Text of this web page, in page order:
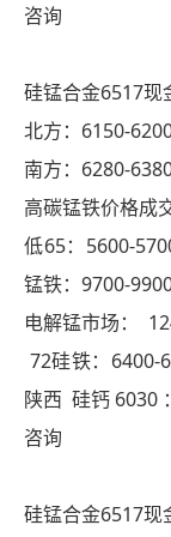
咨询
硅锰合金6517现
北方：6150-
南方：6280-
高碳锰铁价格成
低65：5600-
锰铁：9700-
电解锰市场：
72硅铁：
陕西 硅钙
咨询
硅锰合金6517现